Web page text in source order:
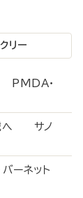
リー
PMDA・
載へ サノ
ーネット